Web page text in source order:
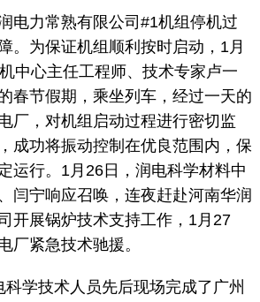
力常熟有限公司#1机组停机过
。为保证机组顺利按时启动，1月
中心主任工程师、技术专家卢一
春节假期，乘坐列车，经过一天的
厂，对机组启动过程进行密切监
成功将振动控制在优良范围内，保
运行。1月26日，润电科学材料中
闫宁响应召唤，连夜赶赴河南华润
开展锅炉技术支持工作，1月27
厂紧急技术驰援。
学技术人员先后现场完成了广州